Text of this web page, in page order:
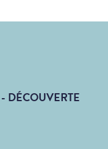
DÉCOUVERTE